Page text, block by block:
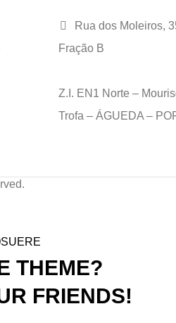
Rua dos Moleiros,
Fração B
Z.I. EN1 Norte –
Trofa – ÁGUEDA –
THEME?
FRIENDS!